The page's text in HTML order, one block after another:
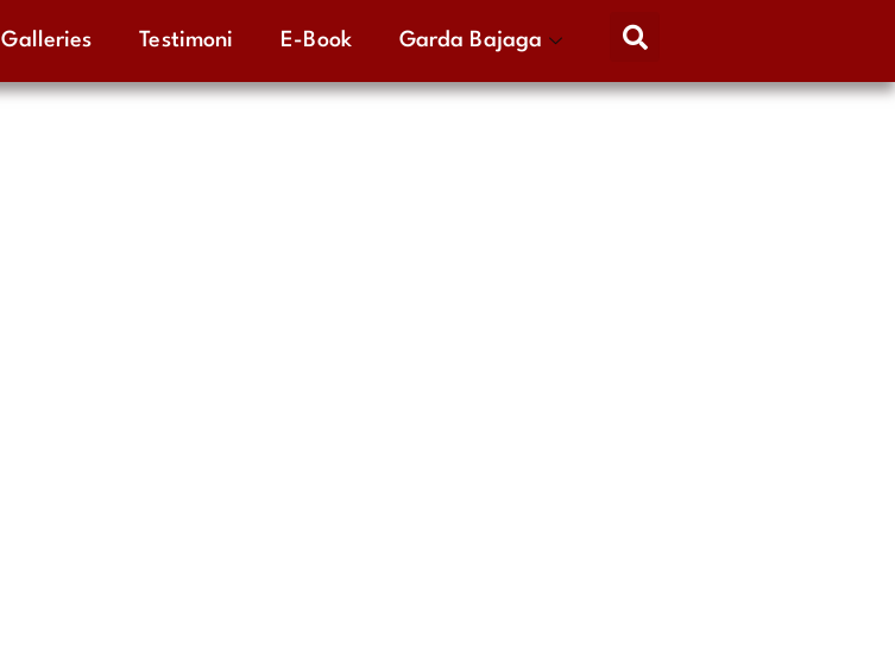
Galleries Testimoni E-Book Garda Bajaga